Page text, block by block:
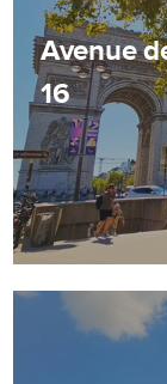
Avenue
16